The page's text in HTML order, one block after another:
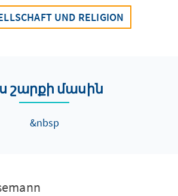
UND RELIGION
շարքի մասին
&nbsp